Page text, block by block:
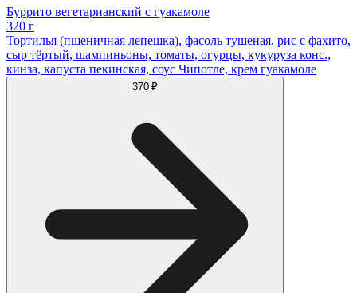
Буррито вегетарианский с гуакамоле
320 г
Тортилья (пшеничная лепешка), фасоль тушеная, рис с фахито,
сыр тёртый, шампиньоны, томаты, огурцы, кукуруза конс.,
кинза, капуста пекинская, соус Чипотле, крем гуакамоле
370 ₽